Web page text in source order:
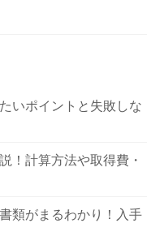
いポイントと失敗しな
！計算方法や取得費・
類がまるわかり！入手